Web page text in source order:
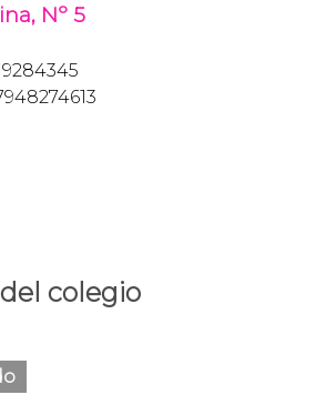
Nº 5
colegio